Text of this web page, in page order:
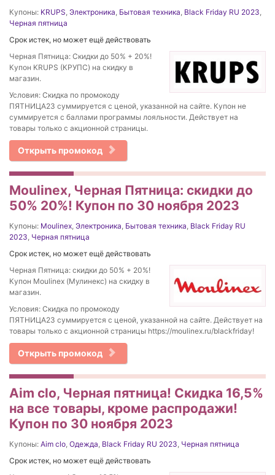
Купоны: KRUPS, Электроника, Бытовая техника, Black Friday RU 2023,
Черная пятница
Срок истек, но может ещё действовать
Черная Пятница: Скидки до 50% + 20%!
Купон KRUPS (КРУПС) на скидку в
магазин.
Условия: Скидка по промокоду
ПЯТНИЦА23 суммируется с ценой, указанной на сайте. Купон не
суммируется с баллами программы лояльности. Действует на
товары только с акционной страницы.
Открыть промокод
Moulinex, Черная Пятница: скидки до
50% 20%! Купон по 30 ноября 2023
Купоны: Moulinex, Электроника, Бытовая техника, Black Friday RU
2023, Черная пятница
Срок истек, но может ещё действовать
Черная Пятница: скидки до 50% + 20%!
Купон Moulinex (Мулинекс) на скидку в
магазин.
Условия: Скидка по промокоду
ПЯТНИЦА23 суммируется с ценой, указанной на сайте. Действует на
товары только с акционной страницы https://moulinex.ru/blackfriday!
Открыть промокод
Aim clo, Черная пятница! Скидка 16,5%
на все товары, кроме распродажи!
Купон по 30 ноября 2023
Купоны: Aim clo, Одежда, Black Friday RU 2023, Черная пятница
Срок истек, но может ещё действовать